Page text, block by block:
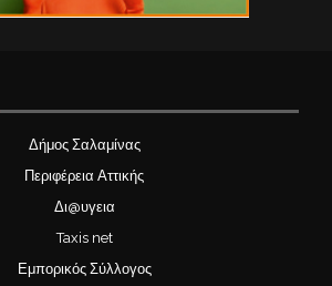
Δήμος Σαλαμίνας
Περιφέρεια Αττικής
Δι@υγεια
Taxis net
Εμπορικός Σύλλογος